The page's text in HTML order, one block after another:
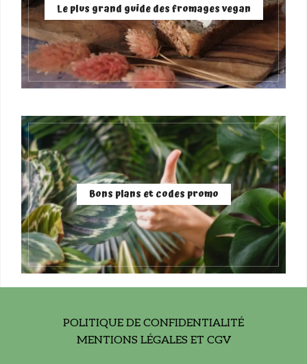
Le plus grand guide des fromages vegan
Bons plans et codes promo
POLITIQUE DE CONFIDENTIALITÉ
MENTIONS LÉGALES ET CGV